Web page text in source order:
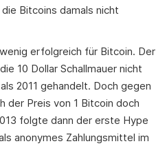
Bitcoins damals nicht
erfolgreich für Bitcoin. Der
10 Dollar Schallmauer nicht
2011 gehandelt. Doch gegen
der Preis von 1 Bitcoin doch
folgte dann der erste Hype
anonymes Zahlungsmittel im